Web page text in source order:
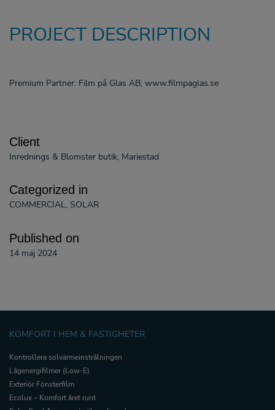
PROJECT DESCRIPTION
Premium Partner: Film på Glas AB, www.filmpaglas.se
Client
Inrednings & Blomster butik, Mariestad
Categorized in
COMMERCIAL, SOLAR
Published on
14 maj 2024
KOMFORT I HEM & FASTIGHETER
Kontrollera solvärmeinstrålningen
Lågenergifilmer (Low-E)
Exteriör Fönsterfilm
Ecolux – Komfort året runt